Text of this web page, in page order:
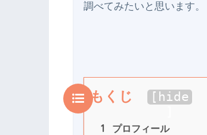
もくじ [ hide
1 プロフィール